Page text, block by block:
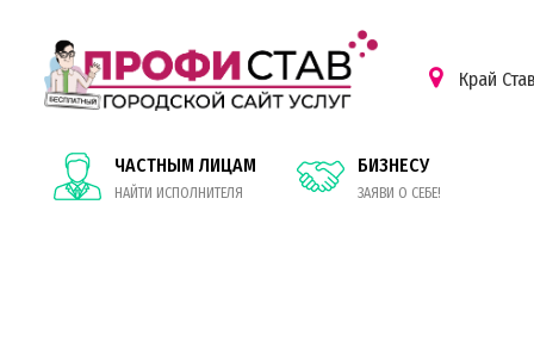
Край
ЧАСТНЫМ ЛИЦАМ
НАЙТИ ИСПОЛНИТЕЛЯ
БИЗНЕСУ
ЗАЯВИ О СЕБЕ!